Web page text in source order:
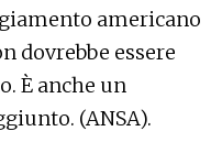
americano
dovrebbe essere
È anche un
(ANSA).